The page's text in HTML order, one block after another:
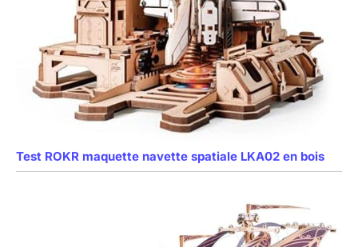
Test ROKR maquette navette spatiale LKA02 en bois